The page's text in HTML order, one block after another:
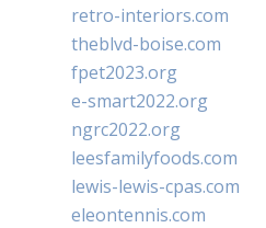
retro-interiors.com
theblvd-boise.com
fpet2023.org
e-smart2022.org
ngrc2022.org
leesfamilyfoods.com
lewis-lewis-cpas.com
eleontennis.com